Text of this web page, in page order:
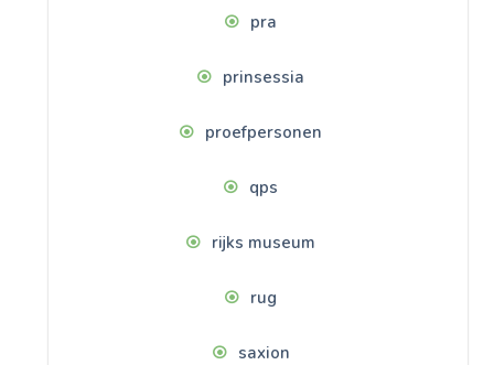
pra
prinsessia
proefpersonen
qps
rijks museum
rug
saxion